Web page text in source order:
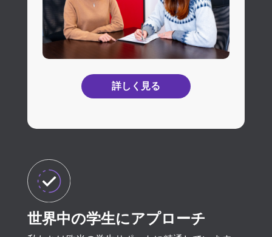
詳しく見る
世界中の学生にアプローチ